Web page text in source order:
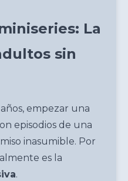
La
sin
empezar una
episodios de una
inasumible. Por
es la
.